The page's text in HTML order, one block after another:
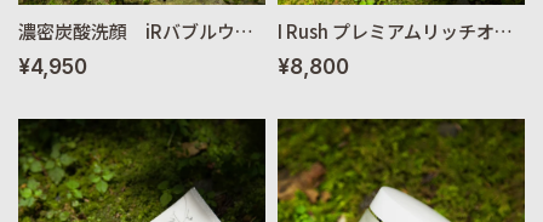
濃密炭酸洗顔 iRバブルウォッシュ 120g
¥4,950
I Rush プレミアムリッチオイル 30ml
¥8,800